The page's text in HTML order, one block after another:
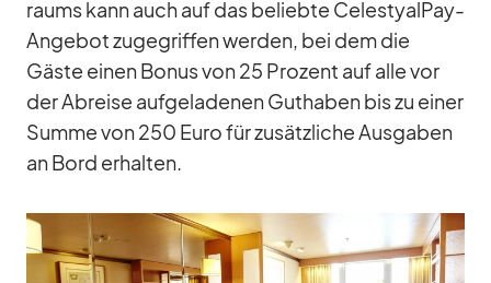
raums kann auch auf das be­liebte Ce­les­tyal­Pay-
An­ge­bot zu­ge­grif­fen wer­den, bei dem die
Gäste ei­nen Bo­nus von 25 Pro­zent auf alle vor
der Ab­reise auf­ge­la­de­nen Gut­ha­ben bis zu ei­ner
Summe von 250 Euro für zu­sätz­li­che Aus­ga­ben
an Bord er­hal­ten.